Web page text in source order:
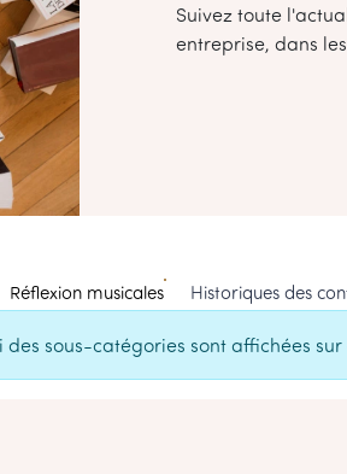
Suivez toute
entreprise, dans
Réflexion musicales Historiques des
sous-catégories sont affichées